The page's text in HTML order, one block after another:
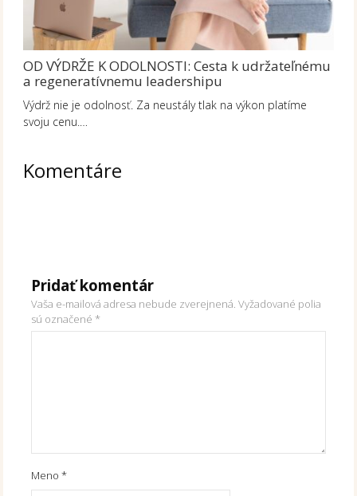
OD VÝDRŽE K ODOLNOSTI: Cesta k udržateľnému
a regeneratívnemu leadershipu
Výdrž nie je odolnosť. Za neustály tlak na výkon platíme
svoju cenu.…
Komentáre
Pridať komentár
Vaša e-mailová adresa nebude zverejnená. Vyžadované polia
sú označené*
Meno*